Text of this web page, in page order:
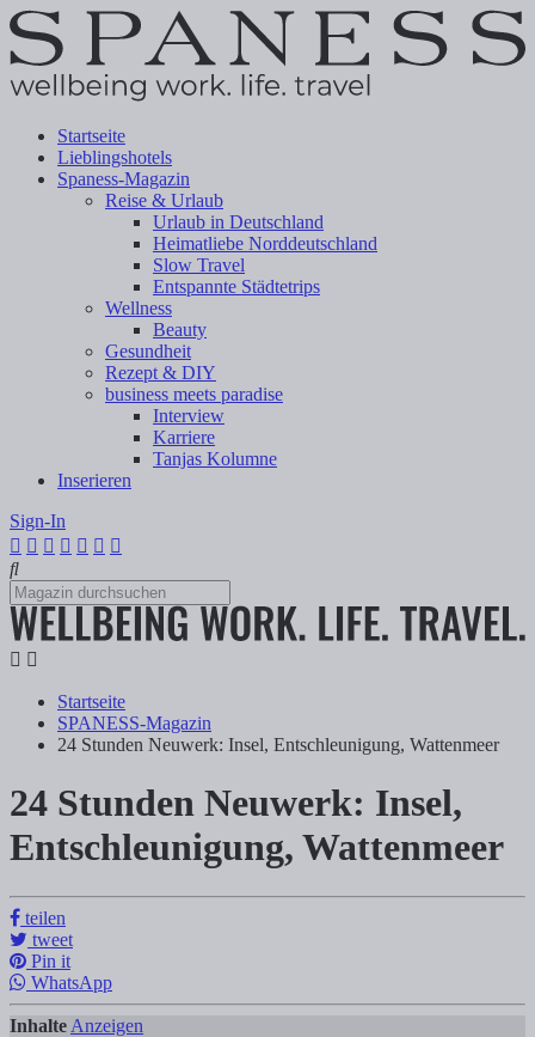
Startseite
Lieblingshotels
Spaness-Magazin
Reise & Urlaub
Urlaub in Deutschland
Heimatliebe Norddeutschland
Slow Travel
Entspannte Städtetrips
Wellness
Beauty
Gesundheit
Rezept & DIY
business meets paradise
Interview
Karriere
Tanjas Kolumne
Inserieren
Sign-In
Startseite
SPANESS-Magazin
24 Stunden Neuwerk: Insel, Entschleunigung, Wattenmeer
24 Stunden Neuwerk: Insel,
Tanja Klindworth
Inhalte Anzeigen 1) Wattwanderung nach Neuwerk 1.1) Von
24 Stunden Neuwerk: Insel,
Entschleunigung, Wattenmeer
teilen
tweet
Pin it
WhatsApp
Inhalte Anzeigen